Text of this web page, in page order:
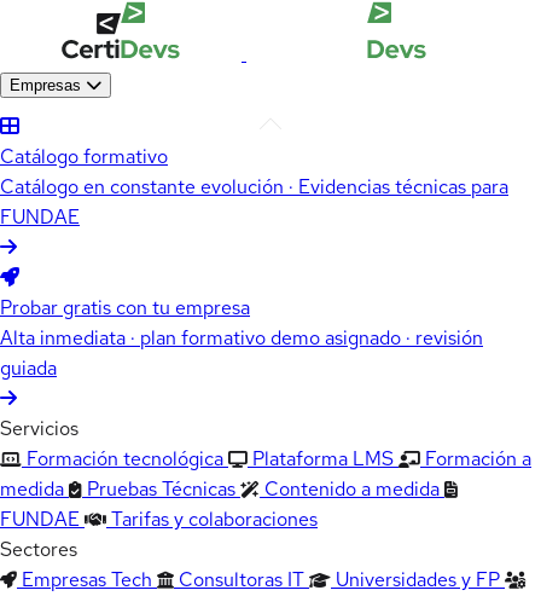
Empresas
Catálogo formativo
Catálogo en constante evolución · Evidencias técnicas para
FUNDAE
Probar gratis con tu empresa
Alta inmediata · plan formativo demo asignado · revisión
guiada
Servicios
Formación tecnológica
Plataforma LMS
Formación a
medida
Pruebas Técnicas
Contenido a medida
FUNDAE
Tarifas y colaboraciones
Sectores
Empresas Tech
Consultoras IT
Universidades y FP